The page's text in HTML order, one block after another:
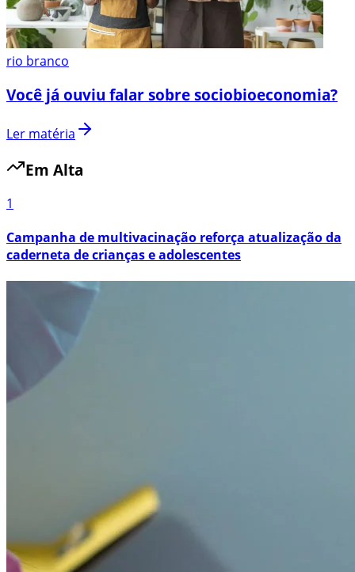
rio branco
Você já ouviu falar sobre sociobioeconomia?
Ler matéria
Em Alta
1
Campanha de multivacinação reforça atualização da
caderneta de crianças e adolescentes